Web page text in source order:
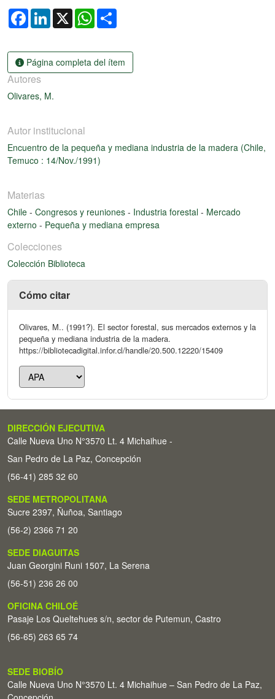
FacebookLinkedIn
X WhatsApp
Página completa del ítem
Autores
Olivares, M.
Autor institucional
Encuentro de la pequeña y mediana industria de la madera (Chile,
Temuco : 14/Nov./1991)
Materias
Chile - Congresos y reuniones - Industria forestal - Mercado
externo - Pequeña y mediana empresa
Colecciones
Colección Biblioteca
Cómo citar
Olivares, M.. (1991?). El sector forestal, sus mercados externos y la
pequeña y mediana industria de la madera.
https://bibliotecadigital.infor.cl/handle/20.500.12220/15409
DIRECCIÓN EJECUTIVA
Calle Nueva Uno N°3570 Lt. 4 Michaihue -
San Pedro de La Paz, Concepción
(56-41) 285 32 60
SEDE METROPOLITANA
Sucre 2397, Ñuñoa, Santiago
(56-2) 2366 71 20
SEDE DIAGUITAS
Juan Georgini Runi 1507, La Serena
(56-51) 236 26 00
OFICINA CHILOÉ
Pasaje Los Queltehues s/n, sector de Putemun, Castro
(56-65) 263 65 74
SEDE BIOBÍO
Calle Nueva Uno N°3570 Lt. 4 Michaihue – San Pedro de La Paz,